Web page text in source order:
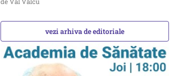
vezi arhiva de editoriale